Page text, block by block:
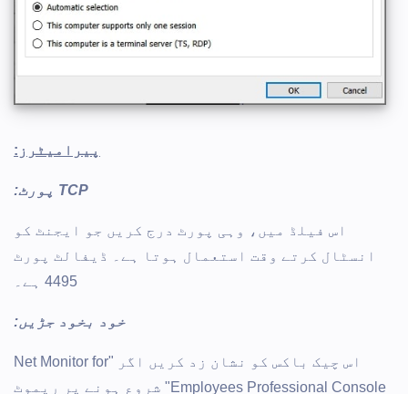
پیرامیٹرز:
TCP پورٹ:
اس فیلڈ میں، وہی پورٹ درج کریں جو ایجنٹ کو
انسٹال کرتے وقت استعمال ہوتا ہے۔ ڈیفالٹ پورٹ
4495 ہے۔
خود بخود جڑیں:
اس چیک باکس کو نشان زد کریں اگر "Net Monitor for
Employees Professional Console" شروع ہونے پر ریموٹ